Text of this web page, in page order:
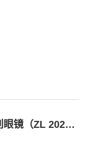
一种炼钢车间用AR智能识别眼镜（ZL 2023 2 0371314.7）